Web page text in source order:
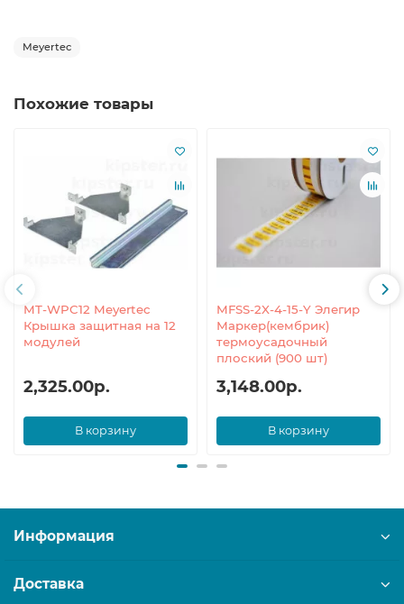
Meyertec
Похожие товары
MT-WPC12 Meyertec
Крышка защитная на 12
модулей
2,325.00р.
В корзину
MFSS-2X-4-15-Y Элегир
Маркер(кембрик)
термоусадочный
плоский (900 шт)
3,148.00р.
В корзину
Информация
Доставка